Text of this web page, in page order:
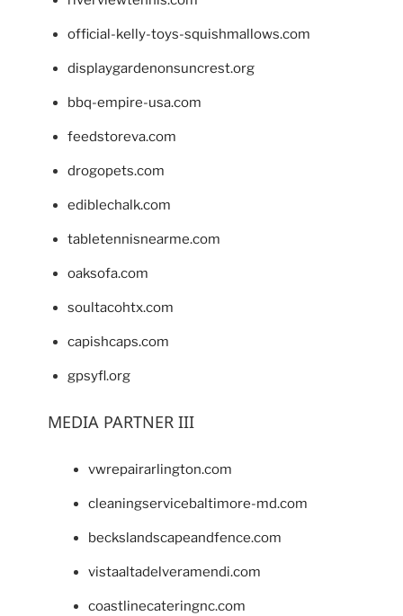
official-kelly-toys-squishmallows.com
displaygardenonsuncrest.org
bbq-empire-usa.com
feedstoreva.com
drogopets.com
ediblechalk.com
tabletennisnearme.com
oaksofa.com
soultacohtx.com
capishcaps.com
gpsyfl.org
MEDIA PARTNER III
vwrepairarlington.com
cleaningservicebaltimore-md.com
beckslandscapeandfence.com
vistaaltadelveramendi.com
coastlinecateringnc.com